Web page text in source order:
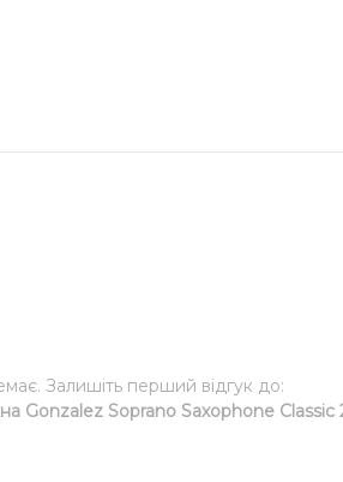
Залишіть перший відгук до:
Gonzalez Soprano Saxophone Classic